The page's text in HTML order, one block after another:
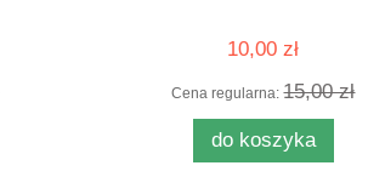
10,00 zł
Cena regularna:15,00 zł
do koszyka